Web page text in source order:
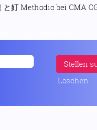
と奵 Methodic bei CMA
Löschen